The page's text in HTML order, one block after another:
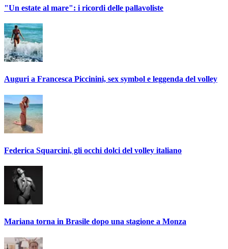
"Un estate al mare": i ricordi delle pallavoliste
Auguri a Francesca Piccinini, sex symbol e leggenda del volley
Federica Squarcini, gli occhi dolci del volley italiano
Mariana torna in Brasile dopo una stagione a Monza